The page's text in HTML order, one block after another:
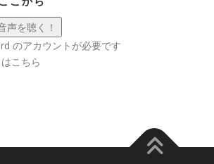
のアカウントが必要です
こちら